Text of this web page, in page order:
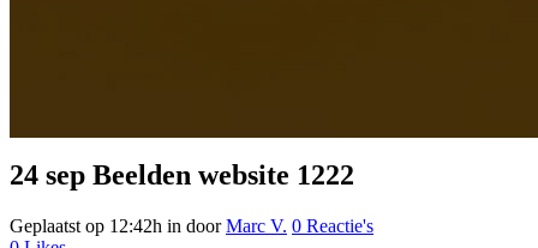
24 sep Beelden website 1222
Geplaatst op 12:42h in doorMarc V. 0 Reactie's